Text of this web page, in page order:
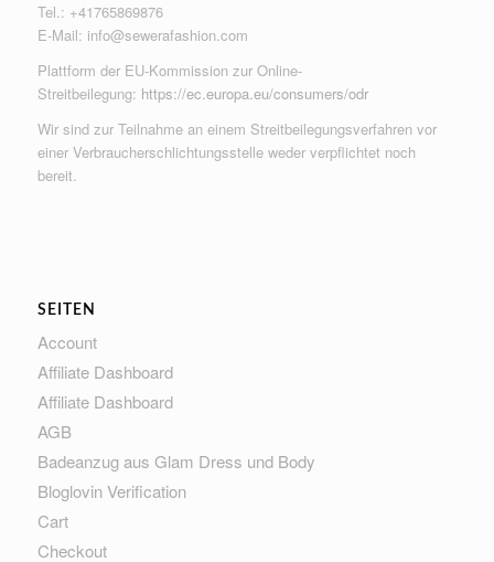
Tel.: +41765869876
E-Mail: info@sewerafashion.com
Plattform der EU-Kommission zur Online-
Streitbeilegung: https://ec.europa.eu/consumers/odr
Wir sind zur Teilnahme an einem Streitbeilegungsverfahren vor
einer Verbraucherschlichtungsstelle weder verpflichtet noch
bereit.
SEITEN
Account
Affiliate Dashboard
Affiliate Dashboard
AGB
Badeanzug aus Glam Dress und Body
Bloglovin Verification
Cart
Checkout